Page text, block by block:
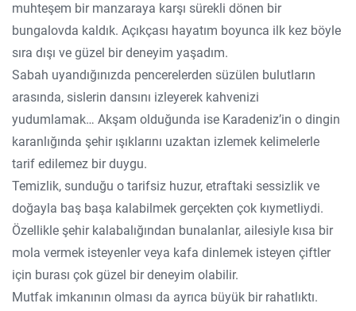
muhteşem bir manzaraya karşı sürekli dönen bir
bungalovda kaldık. Açıkçası hayatım boyunca ilk kez böyle
sıra dışı ve güzel bir deneyim yaşadım.
Sabah uyandığınızda pencerelerden süzülen bulutların
arasında, sislerin dansını izleyerek kahvenizi
yudumlamak… Akşam olduğunda ise Karadeniz’in o dingin
karanlığında şehir ışıklarını uzaktan izlemek kelimelerle
tarif edilemez bir duygu.
Temizlik, sunduğu o tarifsiz huzur, etraftaki sessizlik ve
doğayla baş başa kalabilmek gerçekten çok kıymetliydi.
Özellikle şehir kalabalığından bunalanlar, ailesiyle kısa bir
mola vermek isteyenler veya kafa dinlemek isteyen çiftler
için burası çok güzel bir deneyim olabilir.
Mutfak imkanının olması da ayrıca büyük bir rahatlıktı.